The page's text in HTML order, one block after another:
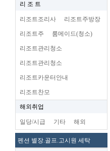
리 조 트
리조트조리사 리조트주방장
리조트주 룸메이드(청소)
리조트관리청소
리조트관리청소
리조트카운터안내
리조트찬모
해외취업
일당/시급 기타 해외
펜션 별장.골프.고시원 세탁